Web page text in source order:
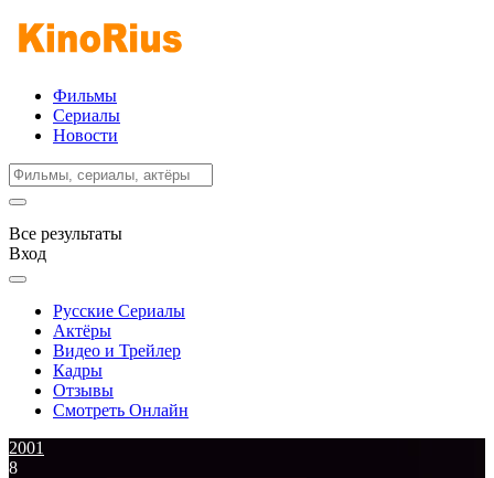
Фильмы
Сериалы
Новости
Все результаты
Вход
Русские Сериалы
Актёры
Видео и Трейлер
Кадры
Отзывы
Смотреть Онлайн
2001
8